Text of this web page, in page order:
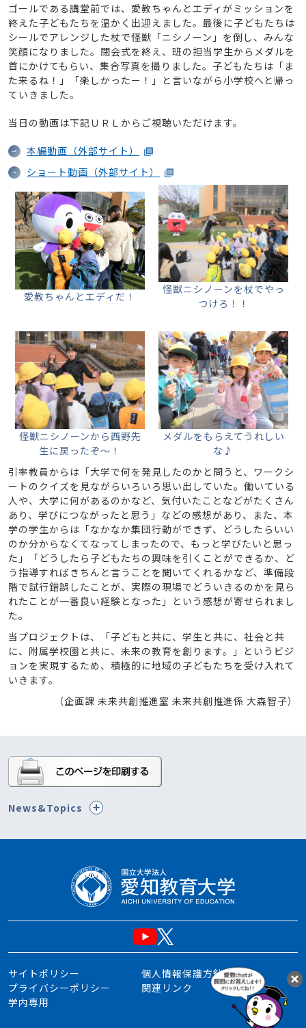
ゴールである講堂前では、愛教ちゃんとエディがミッションを
終えた子どもたちを温かく出迎えました。最後に子どもたちは
シールでアレンジした杖で怪獣「ニシノーン」を倒し、みんな
笑顔になりました。閉会式を終え、班の担当学生からメダルを
首にかけてもらい、集合写真を撮りました。子どもたちは「ま
た来るね！」「楽しかったー！」と言いながら小学校へと帰っ
ていきました。
当日の動画は下記ＵＲＬからご視聴いただけます。
本編動画（外部サイト）
ショート動画（外部サイト）
愛教ちゃんとエディだ！
怪獣ニシノーンを杖でやっ
つけろ！！
怪獣ニシノーンから西野先
生に戻ったぞ～！
メダルをもらえてうれしい
な♪
引率教員からは「大学で何を発見したのかと問うと、ワークシ
ートのクイズを見ながらいろいろ思い出していた。働いている
人や、大学に何があるのかなど、気付いたことなどがたくさん
あり、学びにつながったと思う」などの感想があり、また、本
学の学生からは「なかなか集団行動ができず、どうしたらいい
のか分からなくてなってしまったので、もっと学びたいと思っ
た」「どうしたら子どもたちの興味を引くことができるか、ど
う指導すればきちんと言うことを聞いてくれるかなど、準備段
階で試行錯誤したことが、実際の現場でどういきるのかを見ら
れたことが一番良い経験となった」という感想が寄せられまし
た。
当プロジェクトは、「子どもと共に、学生と共に、社会と共
に、附属学校園と共に、未来の教育を創ります。」というビジ
ョンを実現するため、積極的に地域の子どもたちを受け入れて
いきます。
（企画課 未来共創推進室 未来共創推進係 大森智子）
News&Topics
サイトポリシー
個人情報保護方針
プライバシーポリシー
関連リンク
学内専用